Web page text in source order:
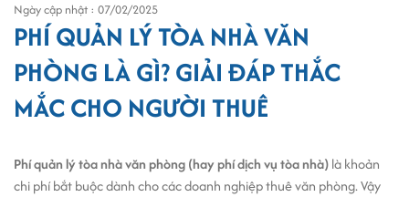
Ngày cập nhật : 07/02/2025
PHÍ QUẢN LÝ TÒA NHÀ VĂN
PHÒNG LÀ GÌ? GIẢI ĐÁP THẮC
MẮC CHO NGƯỜI THUÊ
Phí quản lý tòa nhà văn phòng (hay phí dịch vụ tòa nhà)là khoản
chi phí bắt buộc dành cho các doanh nghiệp thuê văn phòng. Vậy